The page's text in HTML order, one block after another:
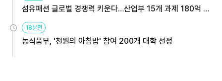
섬유패션 글로벌 경쟁력 키운다…산업부 15개 과제 180억 지
원
18분전
농식품부, '천원의 아침밥' 참여 200개 대학 선정